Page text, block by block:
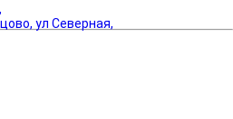
ул Северная,